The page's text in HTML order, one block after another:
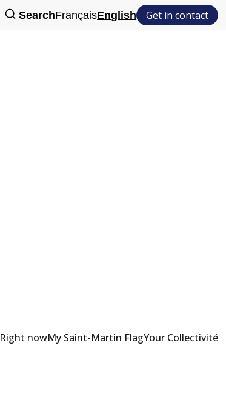
SearchFrançaisEnglish Get in contact
Right nowMy Saint-Martin FlagYour Collectivité